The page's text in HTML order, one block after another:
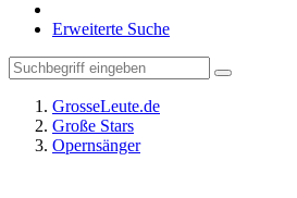
Erweiterte Suche
GrosseLeute.de
Große Stars
Opernsänger